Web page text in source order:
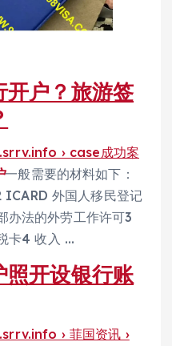
开户？旅游签
› case成功案
一般需要的材料如下：
ICARD 外国人移民登记
办法的外劳工作许可3
卡4 收入 …
照开设银行账
› 菲国资讯 ›